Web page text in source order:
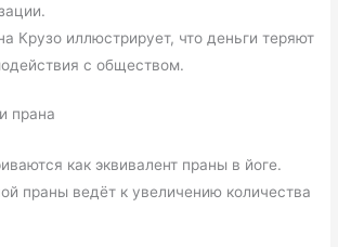
Крузо иллюстрирует, что деньги теряют
с обществом.
прана
как эквивалент праны в йоге.
праны ведёт к увеличению количества